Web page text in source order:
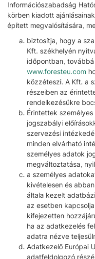
Információszabadság
körben kiadott
épített megvalósítására,
biztosítja, hogy a
Kft. székhelyén
időpontban,
www.foresteu.com
közzéteszi. A Kft. a
részeiben az
rendelkezésükre
Érintettek
jogszabályi
szervezési
minden elvárható
személyes adatok
megváltoztatása,
a személyes
kivételesen és
általa kezelt
az esetben
kifejezetten
ha az adatkezelés
adatra nézve
Adatkezelő Európai
adatfeldolgozó